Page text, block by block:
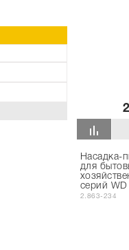
Насадка-
для
серий
2.863-234